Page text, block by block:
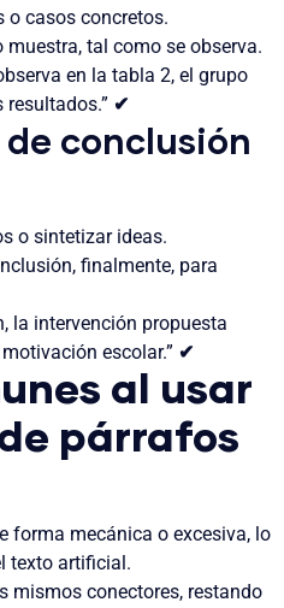
o casos concretos.
muestra, tal como se observa.
en la tabla 2, el grupo
✔
conclusión
o sintetizar ideas.
finalmente, para
la intervención propuesta
escolar.” ✔
al usar
párrafos
forma mecánica o excesiva, lo
texto artificial.
mismos conectores, restando